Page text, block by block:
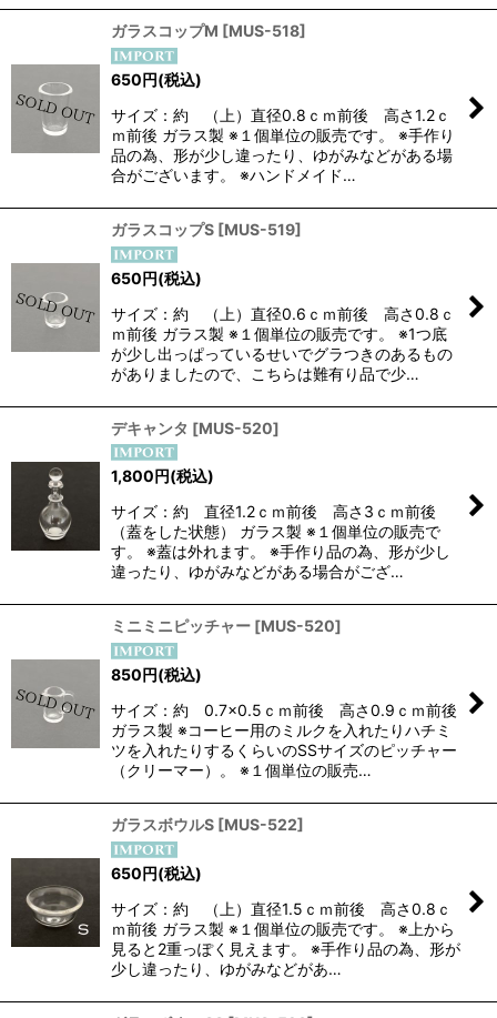
ガラスコップM [MUS-518]
650円(税込)
サイズ：約 （上）直径0.8ｃｍ前後 高さ1.2ｃ
ｍ前後 ガラス製 ※１個単位の販売です。 ※手作り
品の為、形が少し違ったり、ゆがみなどがある場
合がございます。 ※ハンドメイド…
ガラスコップS [MUS-519]
650円(税込)
サイズ：約 （上）直径0.6ｃｍ前後 高さ0.8ｃ
ｍ前後 ガラス製 ※１個単位の販売です。 ※1つ底
が少し出っぱっているせいでグラつきのあるもの
がありましたので、こちらは難有り品で少…
デキャンタ [MUS-520]
1,800円(税込)
サイズ：約 直径1.2ｃｍ前後 高さ3ｃｍ前後
（蓋をした状態） ガラス製 ※１個単位の販売で
す。 ※蓋は外れます。 ※手作り品の為、形が少し
違ったり、ゆがみなどがある場合がござ…
ミニミニピッチャー [MUS-520]
850円(税込)
サイズ：約 0.7×0.5ｃｍ前後 高さ0.9ｃｍ前後
ガラス製 ※コーヒー用のミルクを入れたりハチミ
ツを入れたりするくらいのSSサイズのピッチャー
（クリーマー）。 ※１個単位の販売…
ガラスボウルS [MUS-522]
650円(税込)
サイズ：約 （上）直径1.5ｃｍ前後 高さ0.8ｃ
ｍ前後 ガラス製 ※１個単位の販売です。 ※上から
見ると2重っぽく見えます。 ※手作り品の為、形が
少し違ったり、ゆがみなどがあ…